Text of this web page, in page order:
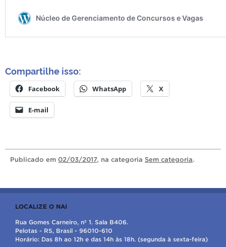
Compartilhe isso:
Facebook WhatsApp X
E-mail
Publicado em 02/03/2017, na categoria Sem categoria.
LOCALIZE O NAI
Rua Gomes Carneiro, nº 1. Sala B406.
Pelotas - RS, Brasil - 96010-610
Horário: Das 8h ao 12h e das 14h às 18h. (segunda à sexta-feira)